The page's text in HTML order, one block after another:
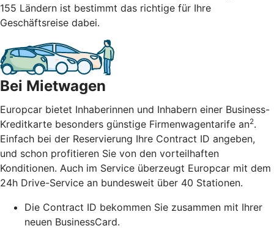
155 Ländern ist bestimmt das richtige für Ihre
Geschäftsreise dabei.
Bei Mietwagen
Europcar bietet Inhaberinnen und Inhabern einer Business-
Kreditkarte besonders günstige Firmenwagentarife an2.
Einfach bei der Reservierung Ihre Contract ID angeben,
und schon profitieren Sie von den vorteilhaften
Konditionen. Auch im Service überzeugt Europcar mit dem
24h Drive-Service an bundesweit über 40 Stationen.
Die Contract ID bekommen Sie zusammen mit Ihrer
neuen BusinessCard.